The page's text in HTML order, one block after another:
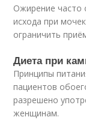
Ожирение часто
исхода при
ограничить
Диета при
Принципы
пациентов
разрешено
женщинам.